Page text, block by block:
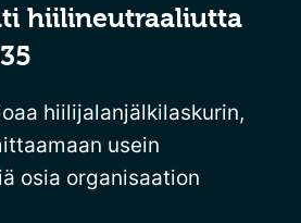
hiilineutraaliutta
hiilijalanjälkilaskurin,
usein
osia organisaation